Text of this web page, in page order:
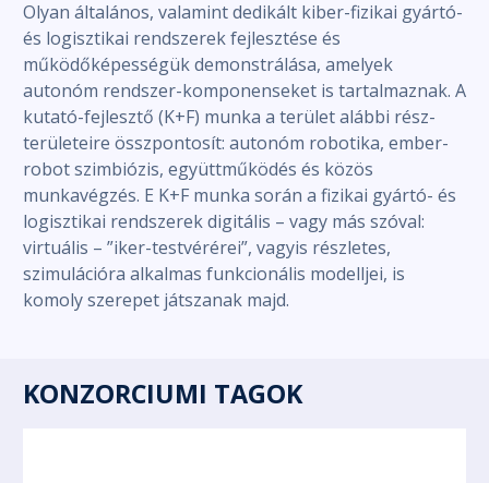
Olyan általános, valamint dedikált kiber-fizikai gyártó-
és logisztikai rendszerek fejlesztése és
működőképességük demonstrálása, amelyek
autonóm rendszer-komponenseket is tartalmaznak. A
kutató-fejlesztő (K+F) munka a terület alábbi rész-
területeire összpontosít: autonóm robotika, ember-
robot szimbiózis, együttműködés és közös
munkavégzés. E K+F munka során a fizikai gyártó- és
logisztikai rendszerek digitális – vagy más szóval:
virtuális – ”iker-testvérérei”, vagyis részletes,
szimulációra alkalmas funkcionális modelljei, is
komoly szerepet játszanak majd.
KONZORCIUMI TAGOK